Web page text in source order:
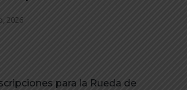
2026
para la Rueda de